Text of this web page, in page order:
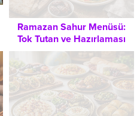
Ramazan Sahur Menüsü:
Tok Tutan ve Hazırlaması
Kolay 4 Pratik Tarif